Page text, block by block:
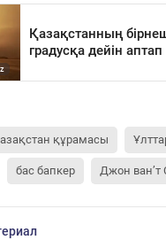
құрамасы
бас бапкер Джон ван’т